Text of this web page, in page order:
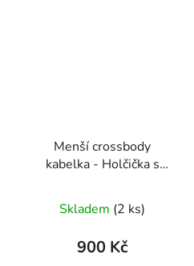
Menší crossbody
kabelka - Holčička s
Skladem (2 ks)
900 Kč